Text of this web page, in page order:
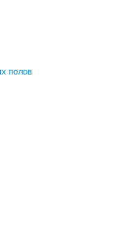
полов